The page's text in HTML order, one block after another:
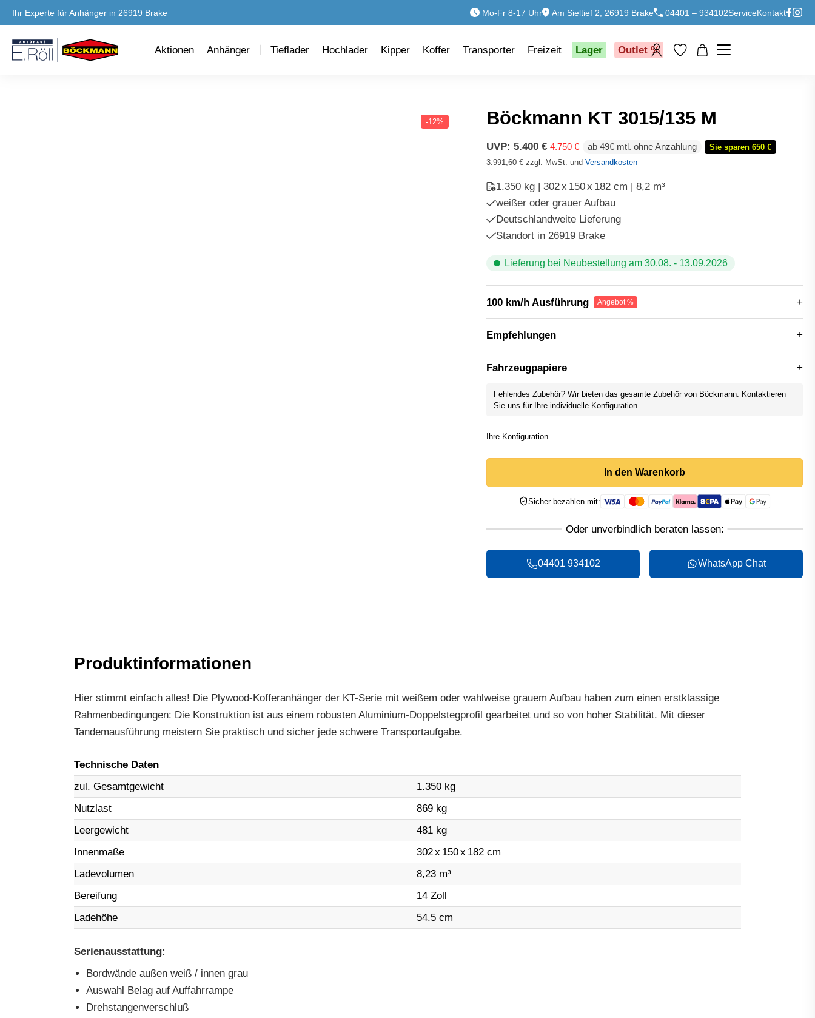
Ihr Experte für Anhänger in 26919 Brake Mo-Fr 8-17 Uhr Am Sieltief 2, 26919 Brake 04401 – 934102ServiceKontakt
Aktionen Anhänger Tieflader Hochlader Kipper Koffer Transporter Freizeit Lager Outlet %
-12% Böckmann KT 3015/135 M
UVP: 5.400€ Ursprünglicher
war:
4.750€
Aktueller
ist:
ab 49€ mtl. ohne Anzahlung
Sie sparen 650 €
3.991,60€ zzgl. MwSt. undVersandkosten
1.350 kg | 302x150x182 cm | 8,2 m³
weißer oder grauer Aufbau
Deutschlandweite Lieferung
Standort in 26919 Brake
Lieferung bei Neubestellung am 30.08. - 13.09.2026
100 km/h Ausführung
Empfehlungen
Fahrzeugpapiere
Fehlendes Zubehör? Wir bieten das gesamte Zubehör von Böckmann. Kontaktieren
Sie uns für Ihre individuelle Konfiguration.
In den Warenkorb
Sicher bezahlen mit:
04401 934102 WhatsApp Chat
Produktinformationen
Hier stimmt einfach alles! Die Plywood-Kofferanhänger der KT-Serie mit weißem oder wahlweise grauem Aufbau haben zum einen erstklassige
Rahmenbedingungen: Die Konstruktion ist aus einem robusten Aluminium-Doppelstegprofil gearbeitet und so von hoher Stabilität. Mit dieser
Tandemausführung meistern Sie praktisch und sicher jede schwere Transportaufgabe.
Technische Daten
zul. Gesamtgewicht
1.350 kg
Nutzlast
869 kg
Leergewicht
481 kg
Innenmaße
302x150x182 cm
Ladevolumen
8,23 m³
Bereifung
14 Zoll
Ladehöhe
54.5 cm
Serienausstattung:
Bordwände außen weiß / innen grau
Auswahl Belag auf Auffahrrampe
Drehstangenverschluß